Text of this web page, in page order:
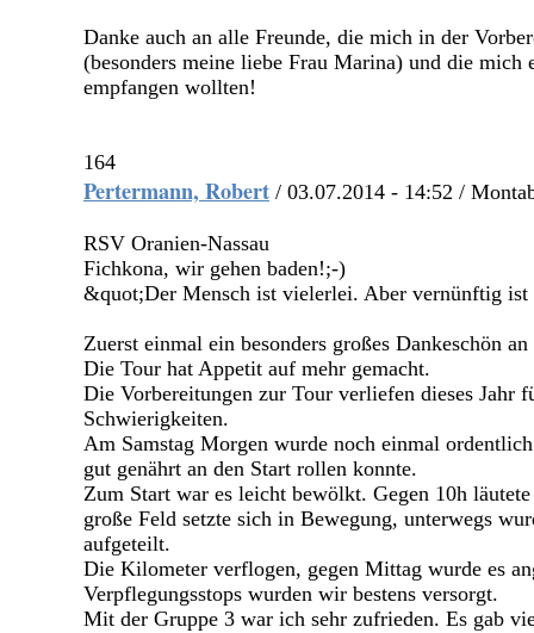
Danke auch an alle Freunde, die mich in der
(besonders meine liebe Frau Marina) und die
empfangen wollten!
164
Pertermann, Robert / 03.07.2014 - 14:52 /
RSV Oranien-Nassau
Fichkona, wir gehen baden!;-)
&quot;Der Mensch ist vielerlei. Aber vernünftig
Zuerst einmal ein besonders großes Dankeschön
Die Tour hat Appetit auf mehr gemacht.
Die Vorbereitungen zur Tour verliefen dieses Jahr
Schwierigkeiten.
Am Samstag Morgen wurde noch einmal
gut genährt an den Start rollen konnte.
Zum Start war es leicht bewölkt. Gegen 10h
große Feld setzte sich in Bewegung, unterwegs
aufgeteilt.
Die Kilometer verflogen, gegen Mittag wurde es
Verpflegungsstops wurden wir bestens versorgt.
Mit der Gruppe 3 war ich sehr zufrieden. Es gab